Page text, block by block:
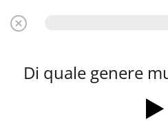
Di quale genere